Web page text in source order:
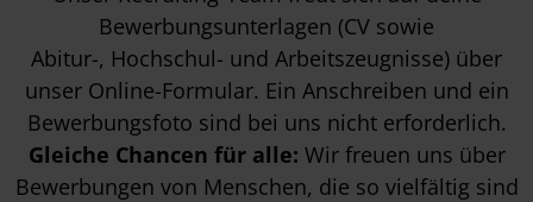
Bewerbungsunterlagen (CV sowie
Abitur-, Hochschul- und Arbeitszeugnisse) über
unser Online-Formular. Ein Anschreiben und ein
Bewerbungsfoto sind bei uns nicht erforderlich.
Gleiche Chancen für alle: Wir freuen uns über
Bewerbungen von Menschen, die so vielfältig sind